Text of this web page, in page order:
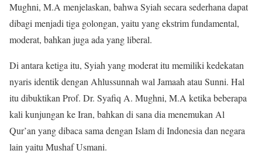
Mughni, M.A menjelaskan, bahwa Syiah secara sederhana dapat
dibagi menjadi tiga golongan, yaitu yang ekstrim fundamental,
moderat, bahkan juga ada yang liberal.
Di antara ketiga itu, Syiah yang moderat itu memiliki kedekatan
nyaris identik dengan Ahlussunnah wal Jamaah atau Sunni. Hal
itu dibuktikan Prof. Dr. Syafiq A. Mughni, M.A ketika beberapa
kali kunjungan ke Iran, bahkan di sana dia menemukan Al
Qur’an yang dibaca sama dengan Islam di Indonesia dan negara
lain yaitu Mushaf Usmani.